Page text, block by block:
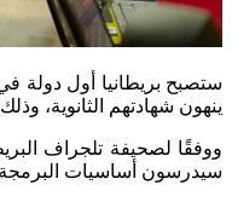
ينهون شهادتهم الثانوية،
ووفقًا لصحيفة تلجراف
سيدرسون أساسيات البرمجة